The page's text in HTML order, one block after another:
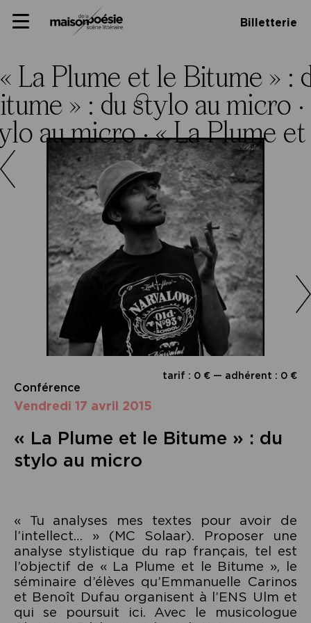
Panneau de gestion des cookies
to
littéraire
Primary
Billetterie
« La Plume et le Bitume » :
» : du stylo au micro ·
au micro ·« La Plume
tarif : 0 € — adhérent : 0 €
Conférence
vendredi 17 avril 2015
« La Plume et le Bitume » : du
stylo au micro
« Tu analyses mes textes pour avoir de
l’intellect… » (MC Solaar). Proposer une
analyse stylistique du rap français, tel est
l’objectif de « La Plume et le Bitume », le
séminaire d’élèves qu’Emmanuelle Carinos
et Benoît Dufau organisent à l’ENS Ulm et
qui se poursuit ici. Avec le musicologue